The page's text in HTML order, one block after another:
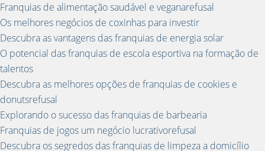
Franquias de alimentação saudável e veganarefusal
Os melhores negócios de coxinhas para investir
Descubra as vantagens das franquias de energia solar
O potencial das franquias de escola esportiva na formação de
talentos
Descubra as melhores opções de franquias de cookies e
donutsrefusal
Explorando o sucesso das franquias de barbearia
Franquias de jogos um negócio lucrativorefusal
Descubra os segredos das franquias de limpeza a domicílio